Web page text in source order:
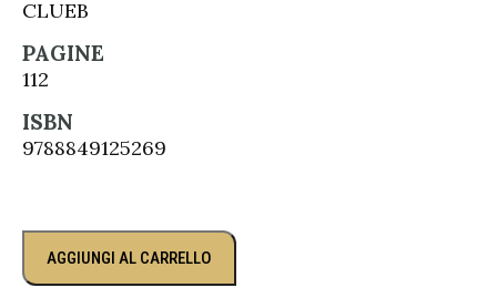
CLUEB
PAGINE
112
ISBN
9788849125269
AGGIUNGI AL CARRELLO